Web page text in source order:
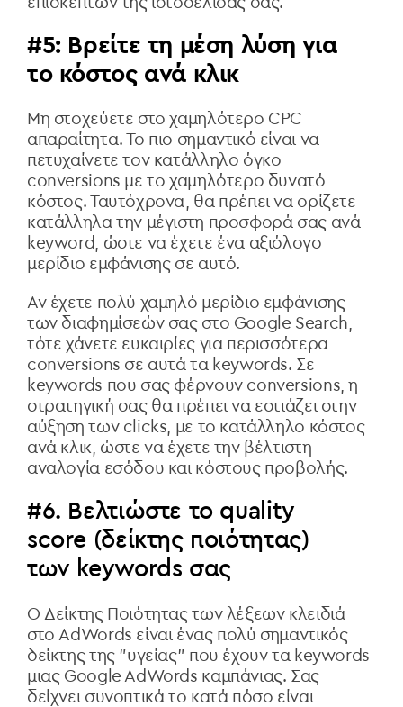
#5: Βρείτε τη μέση λύση για
το κόστος ανά κλικ
Μη στοχεύετε στο χαμηλότερο CPC
απαραίτητα. Το πιο σημαντικό είναι να
πετυχαίνετε τον κατάλληλο όγκο
conversions με το χαμηλότερο δυνατό
κόστος. Ταυτόχρονα, θα πρέπει να ορίζετε
κατάλληλα την μέγιστη προσφορά σας ανά
keyword, ώστε να έχετε ένα αξιόλογο
μερίδιο εμφάνισης σε αυτό.
Αν έχετε πολύ χαμηλό μερίδιο εμφάνισης
των διαφημίσεών σας στο Google Search,
τότε χάνετε ευκαιρίες για περισσότερα
conversions σε αυτά τα keywords. Σε
keywords που σας φέρνουν conversions, η
στρατηγική σας θα πρέπει να εστιάζει στην
αύξηση των clicks, με το κατάλληλο κόστος
ανά κλικ, ώστε να έχετε την βέλτιστη
αναλογία εσόδου και κόστους προβολής.
#6. Βελτιώστε το quality
score (δείκτης ποιότητας)
των keywords σας
Ο Δείκτης Ποιότητας των λέξεων κλειδιά
στο AdWords είναι ένας πολύ σημαντικός
δείκτης της "υγείας" που έχουν τα keywords
μιας Google AdWords καμπάνιας. Σας
δείχνει συνοπτικά το κατά πόσο είναι